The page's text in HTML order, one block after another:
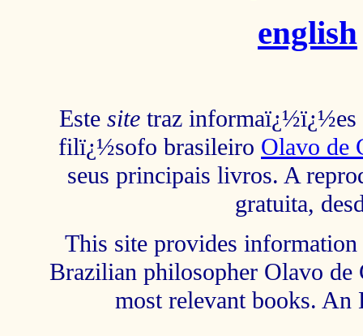
english
Este site traz informaï¿½ï¿½es
filï¿½sofo brasileiro Olavo de
seus principais livros. A
gratuita,
This site provides
Brazilian philosopher Olavo de
most relevant books.